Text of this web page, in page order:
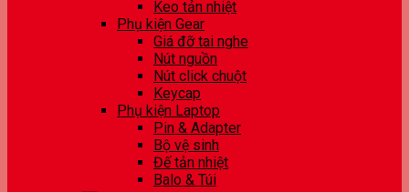
Keo tản nhiệt
Phụ kiện Gear
Giá đỡ tai nghe
Nút nguồn
Nút click chuột
Keycap
Phụ kiện Laptop
Pin & Adapter
Bộ vệ sinh
Đế tản nhiệt
Balo & Túi